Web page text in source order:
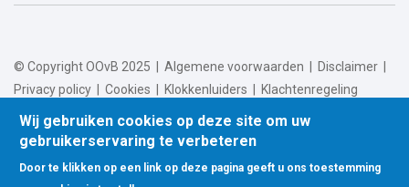
© Copyright OOvB 2025 | Algemene voorwaarden Disclaimer
Privacy policy
Cookies Klokkenluiders Klachtenregeling
Wij gebruiken cookies op deze site om uw
gebruikerservaring te verbeteren
Door te klikken op een link op deze pagina geeft u ons toestemming